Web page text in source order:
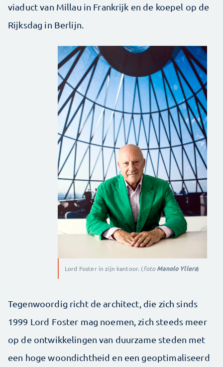
viaduct van Millau in Frankrijk en de koepel op de
Rijksdag in Berlijn.
Lord Foster in zijn kantoor. (fotoManolo Yllera)
Tegenwoordig richt de architect, die zich sinds
1999 Lord Foster mag noemen, zich steeds meer
op de ontwikkelingen van duurzame steden met
een hoge woondichtheid en een geoptimaliseerd